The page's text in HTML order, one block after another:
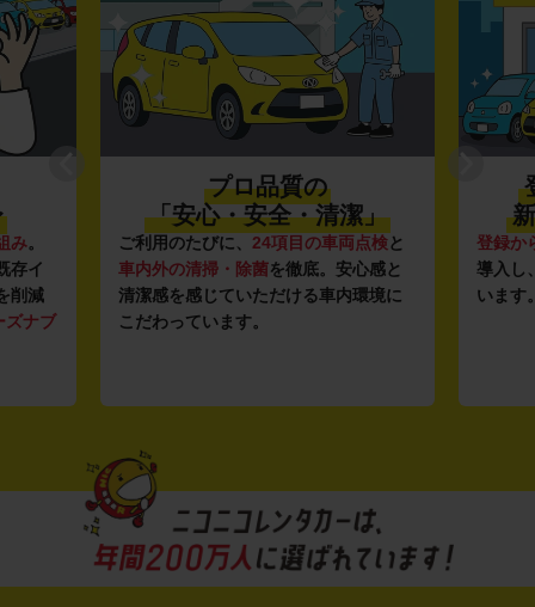
み。
存イ
削減
ズナブ
プロ品質の
「安心・安全・清潔」
ご利用のたびに、 24項目の車両点検と
車内外の清掃・除菌を徹底。安心感と
清潔感を感じていただける車内環境に
こだわっています。
登録か
導入し
います